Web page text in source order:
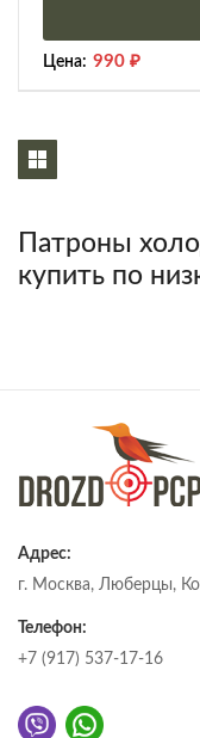
Цена: 990 ₽
Патроны
купить по
Адрес:
г. Москва, Люберцы,
Телефон:
+7 (917) 537-17-16